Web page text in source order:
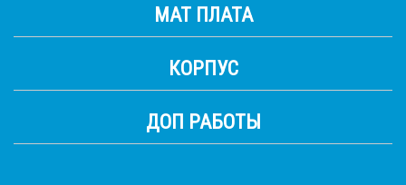
МАТ ПЛАТА
КОРПУС
ДОП РАБОТЫ